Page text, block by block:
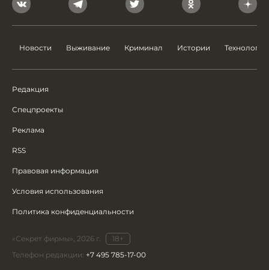
Новости Выживание Криминал Истории Технологии
Редакция
Спецпроекты
Реклама
RSS
Правовая информация
Условия использования
Политика конфиденциальности
«Секрет фирмы», 2026 г.
18+
Телефон редакции: +7 495 785-17-00